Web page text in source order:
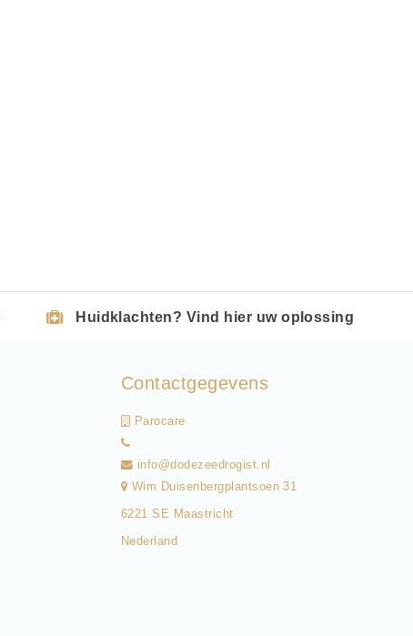
Huidklachten? Vind hier uw oplossing
Contactgegevens
Parocare
info@dodezeedrogist.nl
Wim Duisenbergplantsoen 31
6221 SE Maastricht
Nederland